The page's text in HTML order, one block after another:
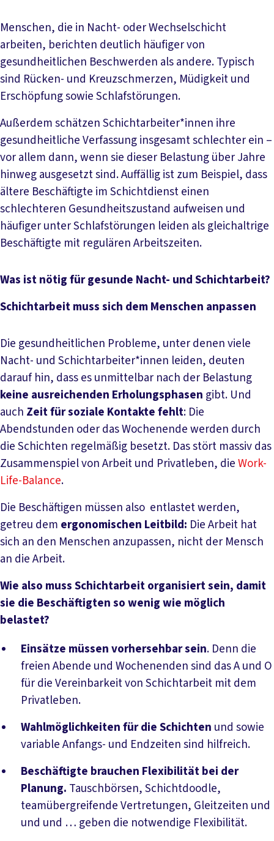
Menschen, die in Nacht- oder Wechselschicht
arbeiten, berichten deutlich häufiger von
gesundheitlichen Beschwerden als andere. Typisch
sind Rücken- und Kreuzschmerzen, Müdigkeit und
Erschöpfung sowie Schlafstörungen.
Außerdem schätzen Schichtarbeiter*innen ihre
gesundheitliche Verfassung insgesamt schlechter ein –
vor allem dann, wenn sie dieser Belastung über Jahre
hinweg ausgesetzt sind. Auffällig ist zum Beispiel, dass
ältere Beschäftigte im Schichtdienst einen
schlechteren Gesundheitszustand aufweisen und
häufiger unter Schlafstörungen leiden als gleichaltrige
Beschäftigte mit regulären Arbeitszeiten.
Was ist nötig für gesunde Nacht- und Schichtarbeit?
Schichtarbeit muss sich dem Menschen anpassen
Die gesundheitlichen Probleme, unter denen viele
Nacht- und Schichtarbeiter*innen leiden, deuten
darauf hin, dass es unmittelbar nach der Belastung
keine ausreichenden Erholungsphasen gibt. Und
auch Zeit für soziale Kontakte fehlt: Die
Abendstunden oder das Wochenende werden durch
die Schichten regelmäßig besetzt. Das stört massiv das
Zusammenspiel von Arbeit und Privatleben, dieWork-
Life-Balance.
Die Beschäftigen müssen also entlastet werden,
getreu dem ergonomischen Leitbild: Die Arbeit hat
sich an den Menschen anzupassen, nicht der Mensch
an die Arbeit.
Wie also muss Schichtarbeit organisiert sein, damit
sie die Beschäftigten so wenig wie möglich
belastet?
Einsätze müssen vorhersehbar sein. Denn die
freien Abende und Wochenenden sind das A und O
für die Vereinbarkeit von Schichtarbeit mit dem
Privatleben.
Wahlmöglichkeiten für die Schichten und sowie
variable Anfangs- und Endzeiten sind hilfreich.
Beschäftigte brauchen Flexibilität bei der
Planung. Tausch­börsen, Schichtdoodle,
teamübergreifende Vertretungen, Gleitzeiten und
und und … geben die notwendige Flexibilität.